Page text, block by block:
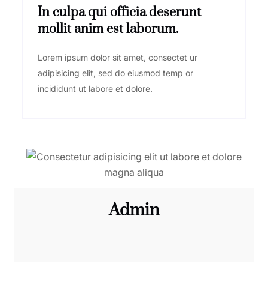
In culpa qui officia deserunt
mollit anim est laborum.
Lorem ipsum dolor sit amet, consectet ur
adipisicing elit, sed do eiusmod temp or
incididunt ut labore et dolore.
Admin